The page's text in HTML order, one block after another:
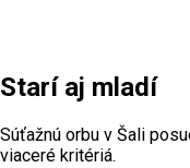
Starí aj mladí
Súťažnú orbu v Šali
viaceré kritériá.